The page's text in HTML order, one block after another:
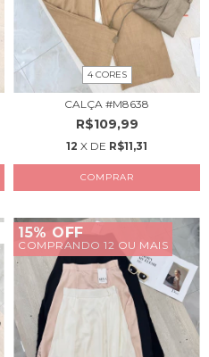
4 CORES
CALÇA #M8638
R$109,99
12 X DE R$11,31
COMPRAR
15% OFF
COMPRANDO 12 OU MAIS